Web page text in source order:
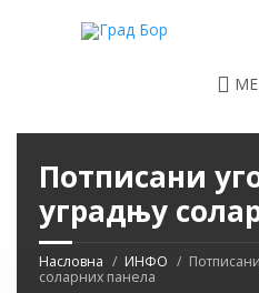
Потписани
уградњу
Насловна ИНФО
соларних панела